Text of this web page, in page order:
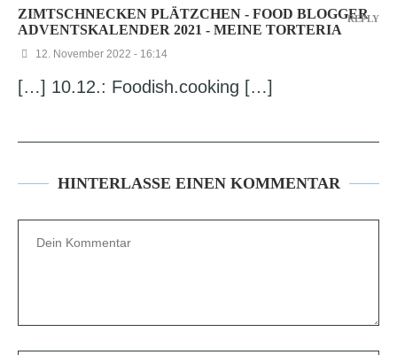
ZIMTSCHNECKEN PLÄTZCHEN - FOOD BLOGGER
ADVENTSKALENDER 2021 - MEINE TORTERIA
12. November 2022 - 16:14
[…] 10.12.: Foodish.cooking […]
REPLY
HINTERLASSE EINEN KOMMENTAR